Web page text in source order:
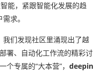
能，紧跟智能化发展的趋
求。
们发现社区里涌现出了越
署、自动化工作流的精彩讨
专属的“大本营”， deepin